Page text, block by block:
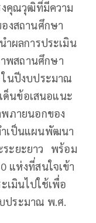
งคุณวุฒิที่มีความ
งสถานศึกษา
ำผลการประเมิน
พสถานศึกษา
นปีงบประมาณ
ด็นข้อเสนอแนะ
พภายนอกของ
ำเป็นแผนพัฒนา
ะยะยาว พร้อม
แห่งที่สนใจเข้า
เมินไปใช้เพื่อ
ประมาณ พ.ศ.